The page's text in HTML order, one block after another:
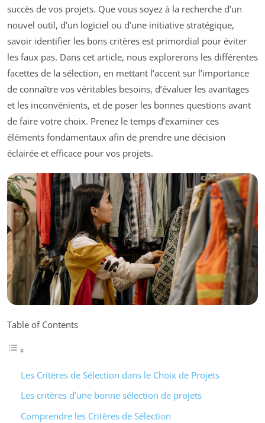
succès de vos projets. Que vous soyez à la recherche d’un
nouvel outil, d’un logiciel ou d’une initiative stratégique,
savoir identifier les bons critères est primordial pour éviter
les faux pas. Dans cet article, nous explorerons les différentes
facettes de la sélection, en mettant l’accent sur l’importance
de connaître vos véritables besoins, d’évaluer les avantages
et les inconvénients, et de poser les bonnes questions avant
de faire votre choix. Prenez le temps d’examiner ces
éléments fondamentaux afin de prendre une décision
éclairée et efficace pour vos projets.
Table of Contents
Les Critères de Sélection dans le Choix de Projets
Les critères d’une bonne sélection de projets
Comprendre les Critères de Sélection